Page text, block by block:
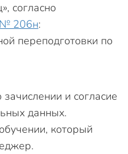
согласно
206н:
и согласие
данных.
который